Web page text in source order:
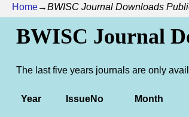
Home→BWISC Journal Downloads
BWISC Journal
The last five years journals are only
Year IssueNo Month